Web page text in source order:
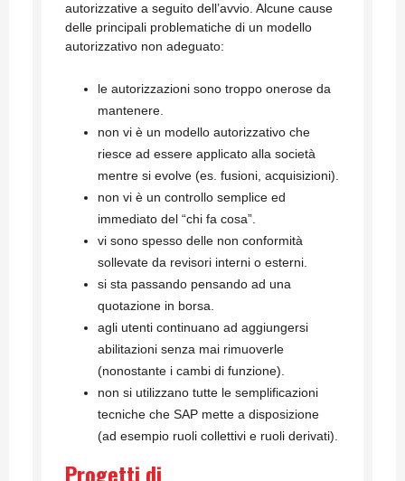
autorizzative a seguito dell’avvio. Alcune cause
delle principali problematiche di un modello
autorizzativo non adeguato:
le autorizzazioni sono troppo onerose da
mantenere.
non vi è un modello autorizzativo che
riesce ad essere applicato alla società
mentre si evolve (es. fusioni, acquisizioni).
non vi è un controllo semplice ed
immediato del “chi fa cosa”.
vi sono spesso delle non conformità
sollevate da revisori interni o esterni.
si sta passando pensando ad una
quotazione in borsa.
agli utenti continuano ad aggiungersi
abilitazioni senza mai rimuoverle
(nonostante i cambi di funzione).
non si utilizzano tutte le semplificazioni
tecniche che SAP mette a disposizione
(ad esempio ruoli collettivi e ruoli derivati).
Progetti di